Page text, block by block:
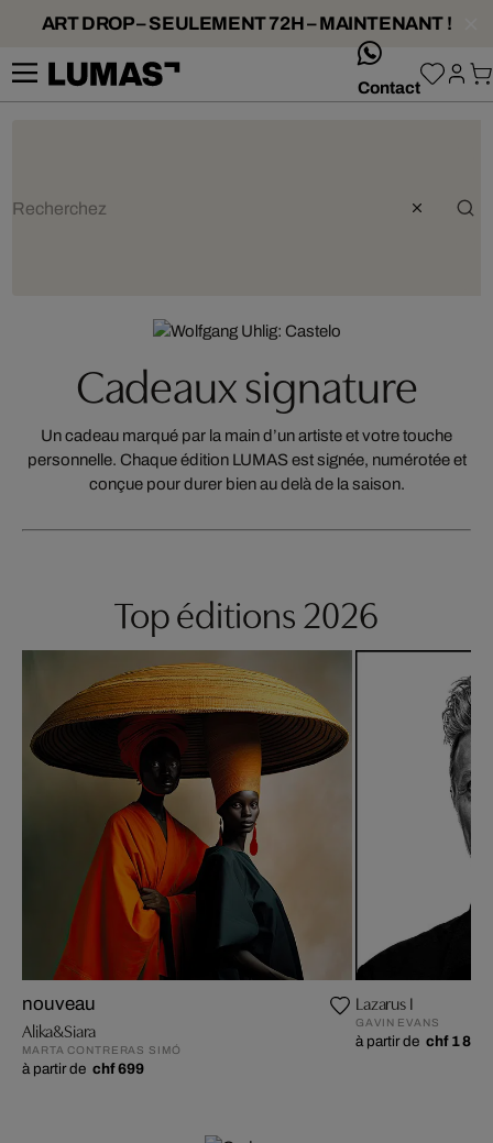
ART DROP – SEULEMENT 72H – MAINTENANT !
Contact
Cadeaux signature
Un cadeau marqué par la main d’un artiste et votre touche
personnelle. Chaque édition LUMAS est signée, numérotée et
conçue pour durer bien au delà de la saison.
Top éditions 2026
nouveau
Alika&Siara
MARTA CONTRERAS SIMÓ
à partir de chf 699
Lazarus I
GAVIN EVANS
à partir de chf 1 819